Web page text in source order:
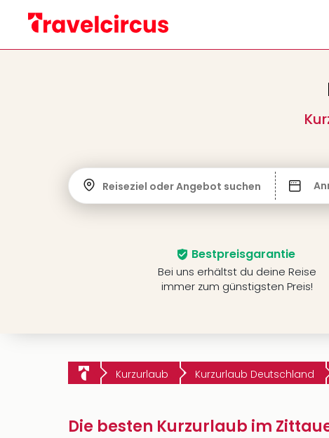
Reiseziel oder Angebot suchen
Bestpreisgarantie
Bei uns erhältst du deine Reise
immer zum günstigsten Preis!
Kurzurlaub Kurzurlaub Deutschland
Die besten Kurzurlaub im